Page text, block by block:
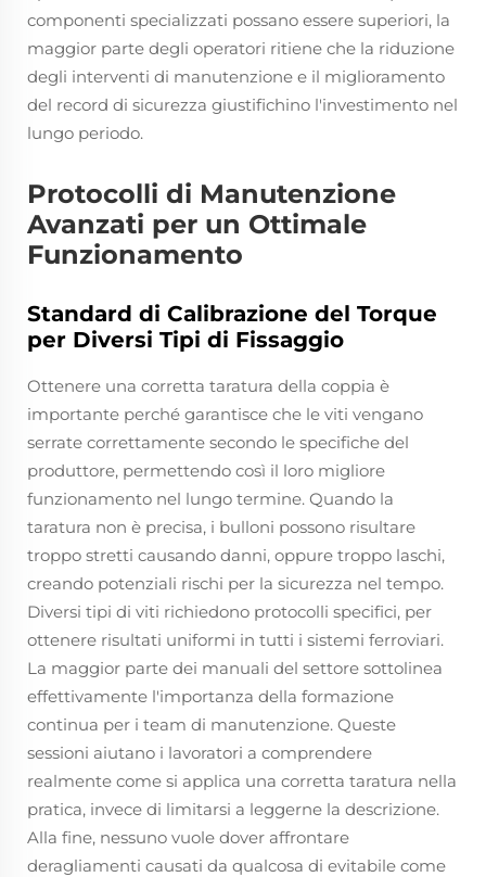
componenti specializzati possano essere superiori, la
maggior parte degli operatori ritiene che la riduzione
degli interventi di manutenzione e il miglioramento
del record di sicurezza giustifichino l'investimento nel
lungo periodo.
Protocolli di Manutenzione
Avanzati per un Ottimale
Funzionamento
Standard di Calibrazione del Torque
per Diversi Tipi di Fissaggio
Ottenere una corretta taratura della coppia è
importante perché garantisce che le viti vengano
serrate correttamente secondo le specifiche del
produttore, permettendo così il loro migliore
funzionamento nel lungo termine. Quando la
taratura non è precisa, i bulloni possono risultare
troppo stretti causando danni, oppure troppo laschi,
creando potenziali rischi per la sicurezza nel tempo.
Diversi tipi di viti richiedono protocolli specifici, per
ottenere risultati uniformi in tutti i sistemi ferroviari.
La maggior parte dei manuali del settore sottolinea
effettivamente l'importanza della formazione
continua per i team di manutenzione. Queste
sessioni aiutano i lavoratori a comprendere
realmente come si applica una corretta taratura nella
pratica, invece di limitarsi a leggerne la descrizione.
Alla fine, nessuno vuole dover affrontare
deragliamenti causati da qualcosa di evitabile come